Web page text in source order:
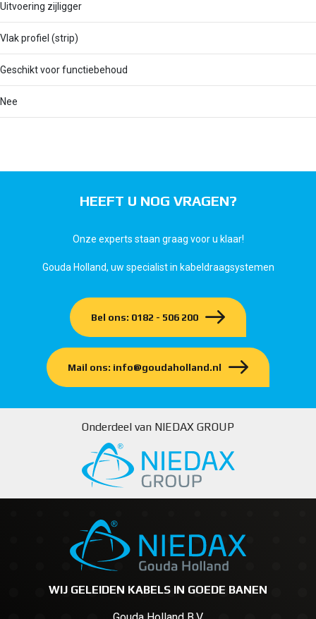
Uitvoering zijligger
Vlak profiel (strip)
Geschikt voor functiebehoud
Nee
HEEFT U NOG VRAGEN?
Onze experts staan graag voor u klaar!
Gouda Holland, uw specialist in kabeldraagsystemen
Bel ons: 0182 - 506 200
Mail ons: info@goudaholland.nl
Onderdeel van NIEDAX GROUP
WIJ GELEIDEN KABELS IN GOEDE BANEN